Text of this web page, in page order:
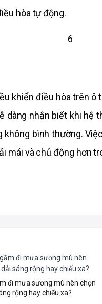
hòa tự động.
khiển điều hòa trên ô
dàng nhận biết khi hệ
bình thường.
mái và chủ động hơn
đi mưa sương mù nên chọn
rộng hay chiếu xa?